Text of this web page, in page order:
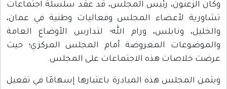
وكان الزعنون، رئيس المجلس، قد عقد سلسلة اجتماعات
تشاورية لأعضاء المجلس وفعاليات وطنية في عمان،
والخليل، ونابلس، ورام الله؛ لتدارس الأوضاع العامة
والموضوعات المعروضة أمام المجلس المركزي؛ حيث
عرضت خلاصات هذه الاجتماعات على المجلس.
ويثمن المجلس هذه المبادرة باعتبارها إسهامًا في تفعيل